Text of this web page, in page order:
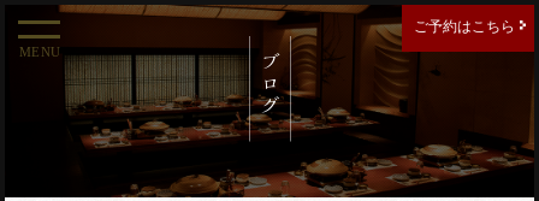
MENU
ご予約はこちら
ご予約する店舗を選択してください。
新宿南口店